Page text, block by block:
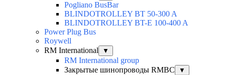
Pogliano BusBar
BLINDOTROLLEY BT 50-300 A
BLINDOTROLLEY BT-E 100-400 A
Power Plug Bus
Roywell
RM International
▼
RM International group
Закрытые шинопроводы RMBC
▼